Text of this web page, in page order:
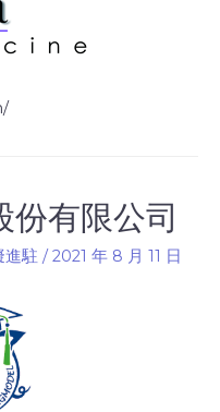
份有限公司
進駐 /2021 年 8 月 11 日